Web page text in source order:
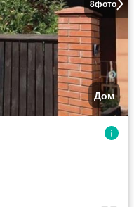
8фото
Дом